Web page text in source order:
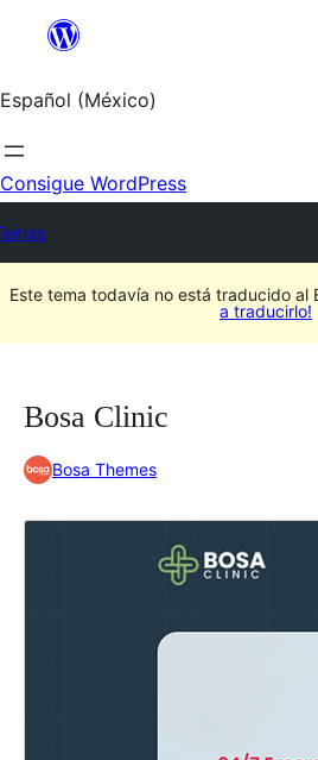
contenido
Español (México)
Consigue WordPress
Este tema todavía no está traducido al
a traducirlo!
Bosa Clinic
Bosa Themes